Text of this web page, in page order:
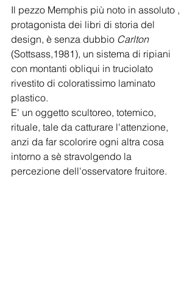
Il pezzo Memphis più noto in assoluto ,
protagonista dei libri di storia del
design, è senza dubbio Carlton
(Sottsass,1981), un sistema di ripiani
con montanti obliqui in truciolato
rivestito di coloratissimo laminato
plastico.
E' un oggetto scultoreo, totemico,
rituale, tale da catturare l'attenzione,
anzi da far scolorire ogni altra cosa
intorno a sè stravolgendo la
percezione dell'osservatore fruitore.